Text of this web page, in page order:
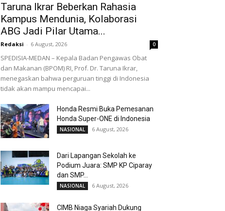
Taruna Ikrar Beberkan Rahasia
Kampus Mendunia, Kolaborasi
ABG Jadi Pilar Utama...
Redaksi - 6 August, 2026 0
SPEDISIA-MEDAN – Kepala Badan Pengawas Obat
dan Makanan (BPOM) RI, Prof. Dr. Taruna Ikrar,
menegaskan bahwa perguruan tinggi di Indonesia
tidak akan mampu mencapai...
Honda Resmi Buka Pemesanan
Honda Super-ONE di Indonesia
NASIONAL 6 August, 2026
Dari Lapangan Sekolah ke
Podium Juara: SMP KP Ciparay
dan SMP...
NASIONAL 6 August, 2026
CIMB Niaga Syariah Dukung